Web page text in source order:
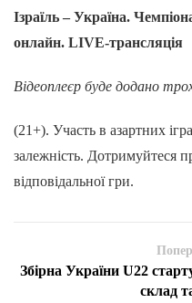
Ізраїль – Україна.
онлайн. LIVE-трансляція
Відеоплеєр буде додано
(21+). Участь в азартних
залежність. Дотримуйтеся
відповідальної гри.
Збірна України U22
склад